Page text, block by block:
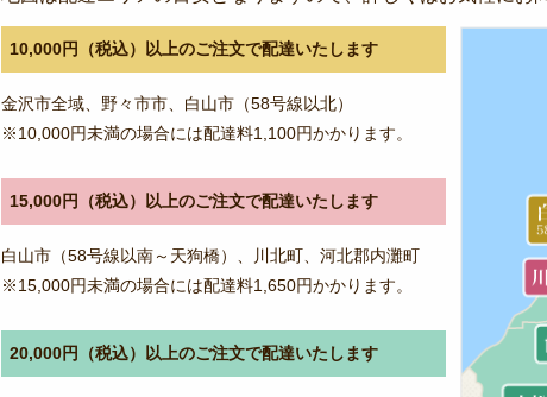
10,000円（税込）以上のご注文で配達いたします
金沢市全域、野々市市、白山市（58号線以北）
※10,000円未満の場合には配達料1,100円かかります。
15,000円（税込）以上のご注文で配達いたします
白山市（58号線以南～天狗橋）、川北町、河北郡内灘町
※15,000円未満の場合には配達料1,650円かかります。
20,000円（税込）以上のご注文で配達いたします